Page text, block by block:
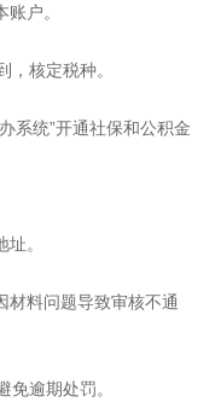
户。
核定税种。
系统”开通社保和公积金
。
料问题导致审核不通
逾期处罚。